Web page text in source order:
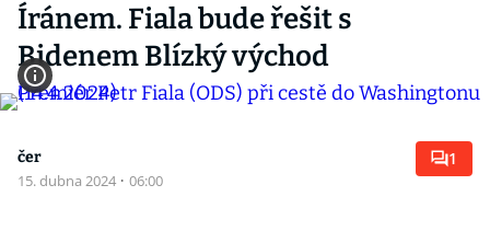
Íránem. Fiala bude řešit s
Bidenem Blízký východ
čer
15. dubna 2024 · 06:00
1